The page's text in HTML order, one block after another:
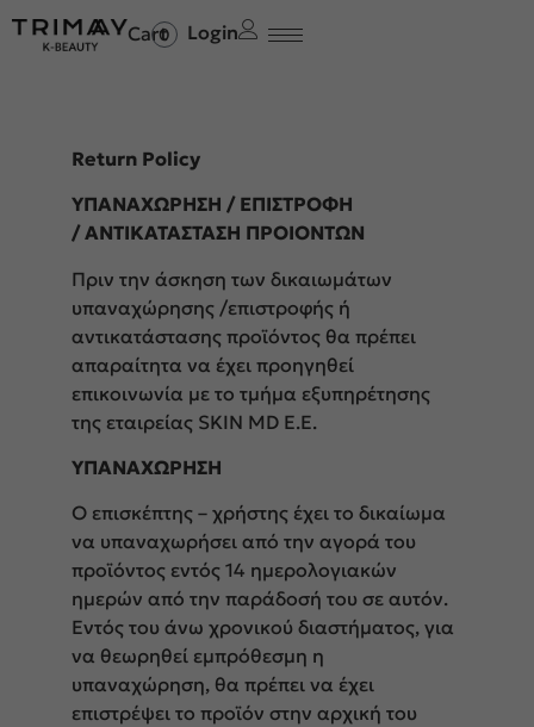
Login
0
Return Policy
ΥΠΑΝΑΧΩΡΗΣΗ / ΕΠΙΣΤΡΟΦΗ
/ ΑΝΤΙΚΑΤΑΣΤΑΣΗ ΠΡΟΙΟΝΤΩΝ
Πριν την άσκηση των δικαιωμάτων
υπαναχώρησης /επιστροφής ή
αντικατάστασης προϊόντος θα πρέπει
απαραίτητα να έχει προηγηθεί
επικοινωνία με το τμήμα εξυπηρέτησης
της εταιρείας SKIN MD Ε.Ε.
ΥΠΑΝΑΧΩΡΗΣΗ
Ο επισκέπτης – χρήστης έχει το δικαίωμα
να υπαναχωρήσει από την αγορά του
προϊόντος εντός 14 ημερολογιακών
ημερών από την παράδοσή του σε αυτόν.
Εντός του άνω χρονικού διαστήματος, για
να θεωρηθεί εμπρόθεσμη η
υπαναχώρηση, θα πρέπει να έχει
επιστρέψει το προϊόν στην αρχική του